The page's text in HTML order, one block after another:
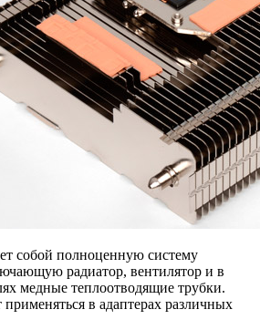
собой полноценную систему
радиатор, вентилятор и в
медные теплоотводящие трубки.
в адаптерах различных